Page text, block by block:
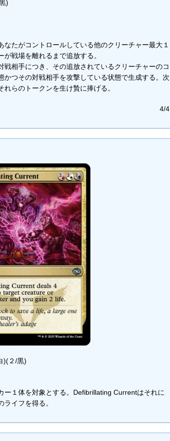
)
たがコントロールしている他のクリーチャー最大１
戦場を離れるまで追放する。
戦相手につき、その追放されているクリーチャーのコ
かつその対戦相手を攻撃している状態で生成する。次
らのトークンを生け贄に捧げる。
4/4
)(２/黒)
ー１体を対象とする。Defibrillating Currentはそれに
イフを得る。